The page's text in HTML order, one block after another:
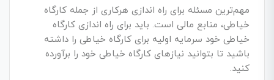
مهم‌ترین مسئله برای راه اندازی هرکاری از جمله کارگاه
خیاطی، منابع مالی است. باید برای راه اندازی کارگاه
خیاطی خود سرمایه اولیه برای کارگاه خیاطی را داشته
باشید تا بتوانید نیازهای کارگاه خیاطی خود را برآورده
کنید.